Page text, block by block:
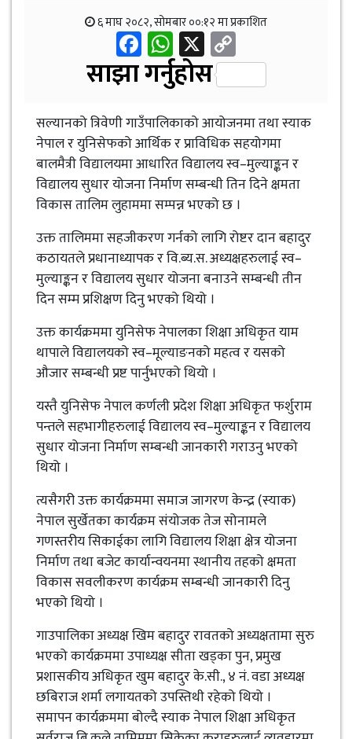
६ माघ २०८२, सोमबार ००:१२ मा प्रकाशित
Facebook
WhatsApp
X
Link
साझा गर्नुहोस
सल्यानको त्रिवेणी गाउँपालिकाको आयोजनमा तथा स्याक
नेपाल र युनिसेफको आर्थिक र प्राविधिक सहयोगमा
बालमैत्री विद्यालयमा आधारित विद्यालय स्व–मुल्याङ्कन र
विद्यालय सुधार योजना निर्माण सम्बन्धी तिन दिने क्षमता
विकास तालिम लुहाममा सम्पन्न भएको छ ।
उक्त तालिममा सहजीकरण गर्नको लागि रोष्टर दान बहादुर
कठायतले प्रधानाध्यापक र वि.ब्य.स. अध्यक्षहरुलाई स्व–
मुल्याङ्कन र विद्यालय सुधार योजना बनाउने सम्बन्धी तीन
दिन सम्म प्रशिक्षण दिनु भएको थियो ।
उक्त कार्यक्रममा युनिसेफ नेपालका शिक्षा अधिकृत याम
थापाले विद्यालयको स्व–मूल्याङनको महत्व र यसको
औजार सम्बन्धी प्रष्ट पार्नुभएको थियो ।
यस्तै युनिसेफ नेपाल कर्णली प्रदेश शिक्षा अधिकृत फर्शुराम
पन्तले सहभागीहरुलाई विद्यालय स्व–मुल्याङ्कन र विद्यालय
सुधार योजना निर्माण सम्बन्धी जानकारी गराउनु भएको
थियो ।
त्यसैगरी उक्त कार्यक्रममा समाज जागरण केन्द्र (स्याक)
नेपाल सुर्खेतका कार्यक्रम संयोजक तेज सोनामले
गणस्तरीय सिकाईका लागि विद्यालय शिक्षा क्षेत्र योजना
निर्माण तथा बजेट कार्यान्वयनमा स्थानीय तहको क्षमता
विकास सवलीकरण कार्यक्रम सम्बन्धी जानकारी दिनु
भएको थियो ।
गाउपालिका अध्यक्ष खिम बहादुर रावतको अध्यक्षतामा सुरु
भएको कार्यक्रममा उपाध्यक्ष सीता खड्का पुन, प्रमुख
प्रशासकीय अधिकृत खुम बहादुर के.सी., ४ नं. वडा अध्यक्ष
छबिराज शर्मा लगायतको उपस्तिथी रहेको थियो ।
समापन कार्यक्रममा बोल्दै स्याक नेपाल शिक्षा अधिकृत